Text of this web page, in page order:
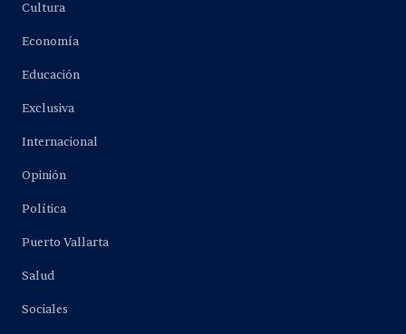
Cultura
Economía
Educación
Exclusiva
Internacional
Opinión
Política
Puerto Vallarta
Salud
Sociales